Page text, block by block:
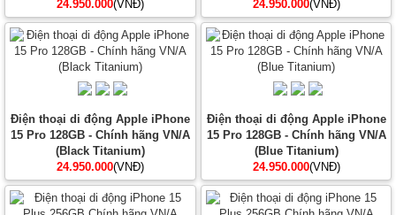
24.950.000(VNĐ) 24.950.000(VNĐ)
Điện thoại di động Apple iPhone
15 Pro 128GB - Chính hãng VN/A
(Black Titanium)
24.950.000(VNĐ)
Điện thoại di động Apple iPhone
15 Pro 128GB - Chính hãng VN/A
(Blue Titanium)
24.950.000(VNĐ)